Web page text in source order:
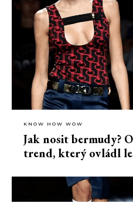
KNOW HOW WOW
Jak nosit bermudy?
trend, který ovládl